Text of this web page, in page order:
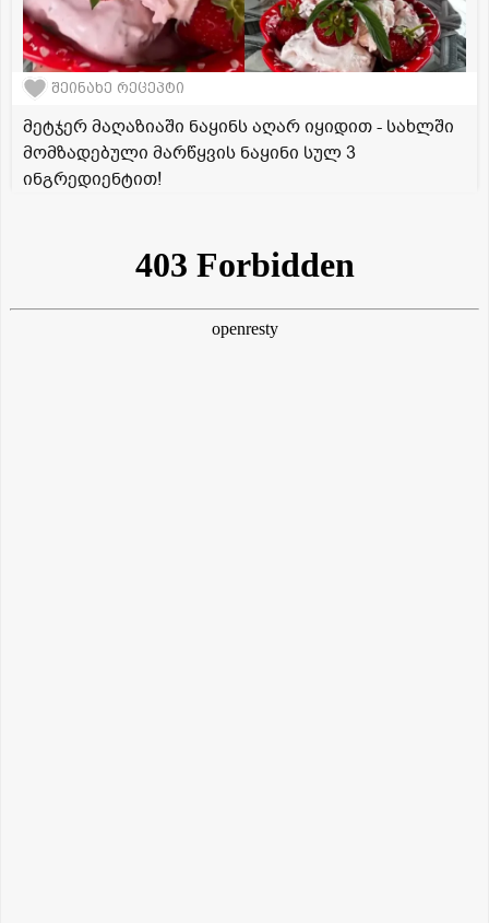
შეინახე რეცეპტი
მეტჯერ მაღაზიაში ნაყინს აღარ იყიდით - სახლში
მომზადებული მარწყვის ნაყინი სულ 3
ინგრედიენტით!